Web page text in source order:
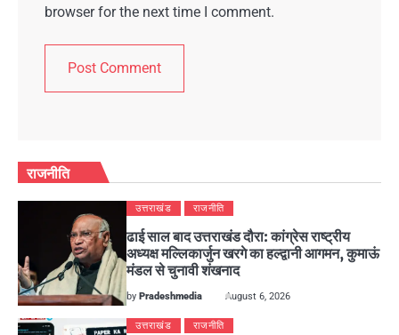
browser for the next time I comment.
राजनीति
उत्तराखंड राजनीति
ढाई साल बाद उत्तराखंड दौरा: कांग्रेस राष्ट्रीय
अध्यक्ष मल्लिकार्जुन खरगे का हल्द्वानी आगमन, कुमाऊं
मंडल से चुनावी शंखनाद
byPradeshmedia August 6, 2026
उत्तराखंड राजनीति